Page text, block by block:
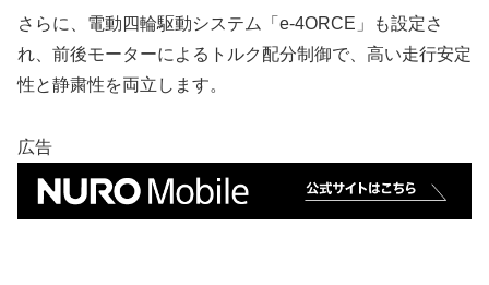
さらに、電動四輪駆動システム「e-4ORCE」も設定さ
れ、前後モーターによるトルク配分制御で、高い走行安定
性と静粛性を両立します。
広告